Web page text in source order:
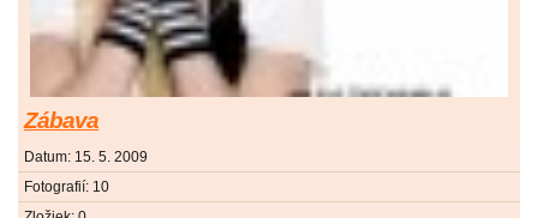
Zábava
Datum: 15. 5. 2009
Fotografií: 10